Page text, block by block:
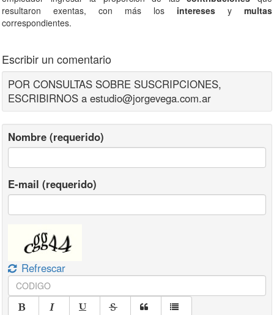
resultaron exentas, con más los intereses y multas
correspondientes.
Escribir un comentario
POR CONSULTAS SOBRE SUSCRIPCIONES,
ESCRIBIRNOS a estudio@jorgevega.com.ar
Nombre (requerido)
E-mail (requerido)
Refrescar